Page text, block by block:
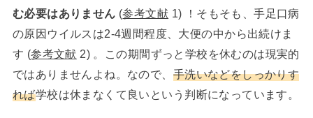
む必要はありません (参考文献 1) ！そもそも、手足口病
の原因ウイルスは2-4週間程度、大便の中から出続けま
す (参考文献 2) 。この期間ずっと学校を休むのは現実的
ではありませんよね。なので、 手洗いなどをしっかりす
れば学校は休まなくて良いという判断になっています。